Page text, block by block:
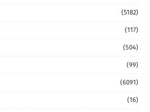
(5182)
(117)
(504)
(99)
(6091)
(16)